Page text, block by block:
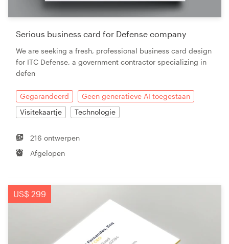
Serious business card for Defense company
We are seeking a fresh, professional business card design
for ITC Defense, a government contractor specializing in
defen
Gegarandeerd
Geen generatieve AI toegestaan
Visitekaartje
Technologie
216 ontwerpen
Afgelopen
US$ 299